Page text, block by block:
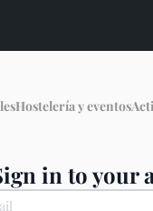
Hostelería y eventos
in to your